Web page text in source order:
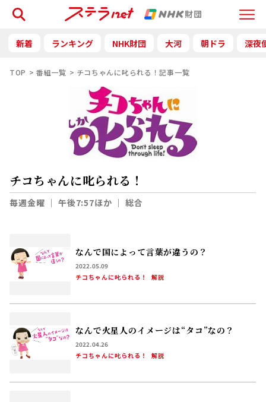
Menu
検索
新着 ランキング NHK財団 大河 朝ドラ 深夜
TOP 番組一覧 チコちゃんに叱られる！記事一覧
チコちゃんに叱られる！
毎週金曜 ｜ 午後7:57ほか ｜総合
なんで国によって言葉が違うの？
2022.05.09
チコちゃんに叱られる！
解説
なんで火星人のイメージは“タコ”なの？
2022.04.26
チコちゃんに叱られる！
解説